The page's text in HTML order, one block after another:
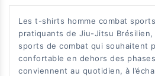
Les t-shirts homme combat
pratiquants de Jiu-Jitsu
sports de combat qui souhaitent
confortable en dehors des
conviennent au quotidien, à